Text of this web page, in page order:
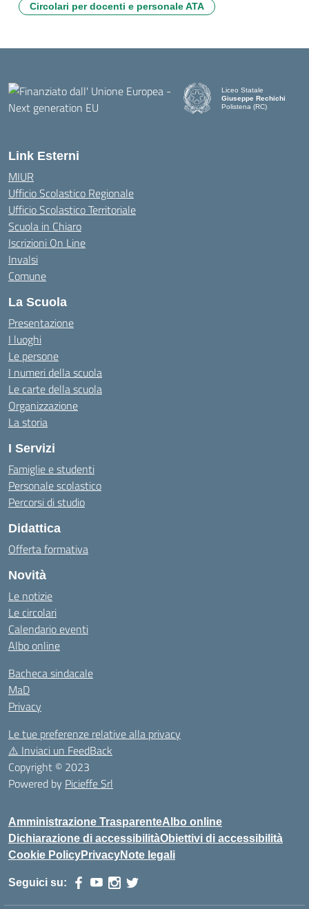
Circolari per docenti e personale ATA
Liceo Statale
Giuseppe Rechichi
Polistena (RC)
Link Esterni
MIUR
Ufficio Scolastico Regionale
Ufficio Scolastico Territoriale
Scuola in Chiaro
Iscrizioni On Line
Invalsi
Comune
La Scuola
Presentazione
I luoghi
Le persone
I numeri della scuola
Le carte della scuola
Organizzazione
La storia
I Servizi
Famiglie e studenti
Personale scolastico
Percorsi di studio
Didattica
Offerta formativa
Novità
Le notizie
Le circolari
Calendario eventi
Albo online
Bacheca sindacale
MaD
Privacy
Le tue preferenze relative alla privacy
⚠️ Inviaci un FeedBack
Copyright © 2023
Powered by Picieffe Srl
Amministrazione TrasparenteAlbo online
Dichiarazione di accessibilitàObiettivi di accessibilità
Cookie PolicyPrivacyNote legali
Seguici su: